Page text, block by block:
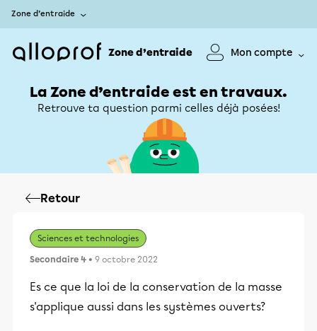
Zone d’entraide
Zone d’entraide Mon compte
La Zone d’entraide est en travaux.
Retrouve ta question parmi celles déjà posées!
Retour
Sciences et technologies
Secondaire 4 • 9 octobre 2022
Es ce que la loi de la conservation de la masse
s'applique aussi dans les systèmes ouverts?